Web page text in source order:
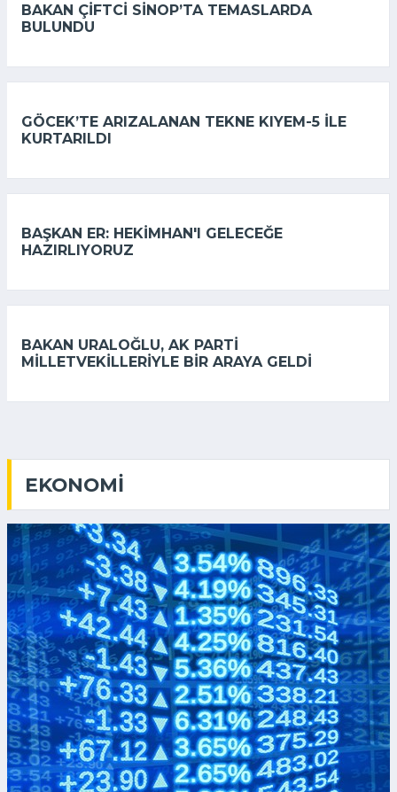
BAKAN ÇIFTCI SINOP’TA TEMASLARDA
BULUNDU
GÖCEK’TE ARIZALANAN TEKNE KIYEM-5 ILE
KURTARILDI
BAŞKAN ER: HEKIMHAN'I GELECEĞE
HAZIRLIYORUZ
BAKAN URALOĞLU, AK PARTI
MILLETVEKILLERIYLE BIR ARAYA GELDI
EKONOMI